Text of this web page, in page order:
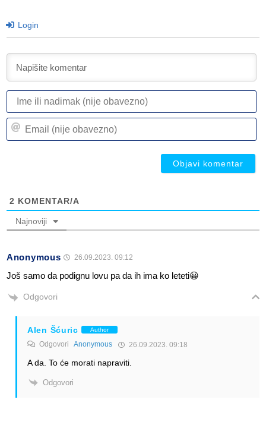
Login
2 KOMENTAR/A
Najnoviji
Anonymous 26.09.2023. 09:12
Još samo da podignu lovu pa da ih ima ko leteti😀
Odgovori
Alen Šćuric Author
Odgovori Anonymous 26.09.2023. 09:18
A da. To će morati napraviti.
Odgovori